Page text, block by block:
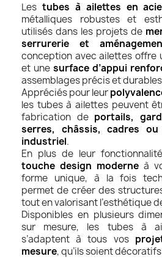
Les tubes à ailettes en
métalliques robustes et
utilisés dans les projets de
serrurerie et
conception avec ailettes offre
et une surface d’appui
assemblages précis et
Appréciés pour leur
les tubes à ailettes peuvent
fabrication de portails,
serres, châssis, cadres
industriel.
En plus de leur
touche design moderne à
forme unique, à la fois
permet de créer des
tout en valorisant l’esthétique
Disponibles en plusieurs
sur mesure, les tubes à
s’adaptent à tous vos
mesure, qu’ils soient